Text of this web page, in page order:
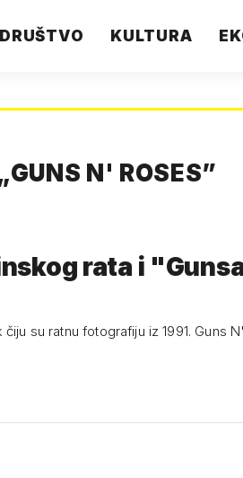
KULTURA
GUNS N' ROSES”
rata i
su ratnu fotografiju iz 1991. Guns